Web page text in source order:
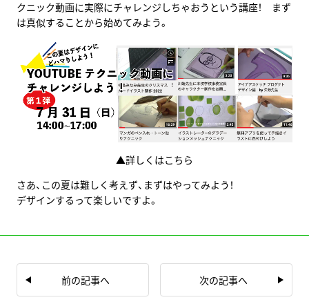
クニック動画に実際にチャレンジしちゃおうという講座！ まず
は真似することから始めてみよう。
▲詳しくはこちら
さあ、この夏は難しく考えず、まずはやってみよう！
デザインするって楽しいですよ。
前の記事へ 次の記事へ